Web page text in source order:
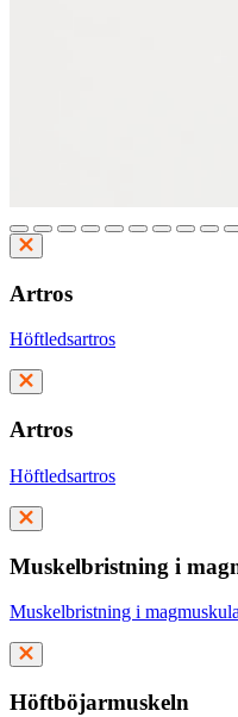
Artros
Höftledsartros
Artros
Höftledsartros
Muskelbristning i
Muskelbristning i
Höftböjarmuskeln